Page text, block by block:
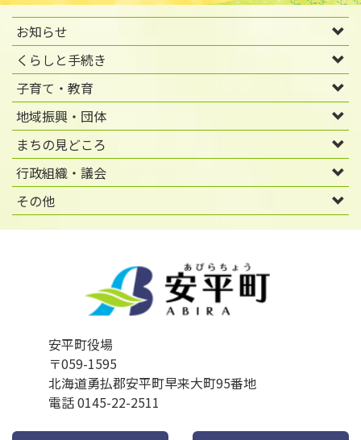
お知らせ
くらしと手続き
子育て・教育
地域振興・団体
まちの見どころ
行政組織・議会
その他
安平町役場
〒059-1595
北海道勇払郡安平町早来大町95番地
電話 0145-22-2511